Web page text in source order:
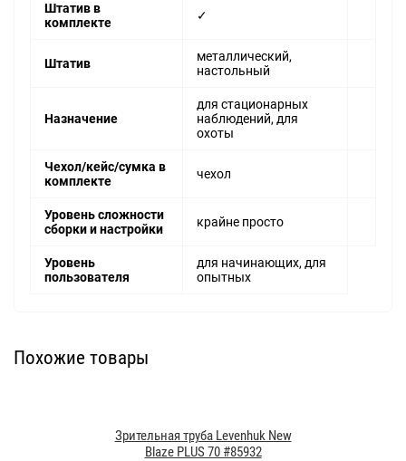
Штатив в
комплекте
✓
Штатив
металлический,
настольный
Назначение
для стационарных
наблюдений, для
охоты
Чехол/кейс/сумка в
комплекте
чехол
Уровень сложности
сборки и настройки
крайне просто
Уровень
пользователя
для начинающих, для
опытных
Похожие товары
Зрительная труба Levenhuk New
Blaze PLUS 70 #85932